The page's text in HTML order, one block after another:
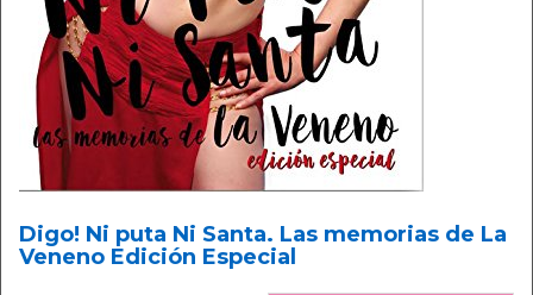
Digo! Ni puta Ni Santa. Las memorias de La
Veneno Edición Especial